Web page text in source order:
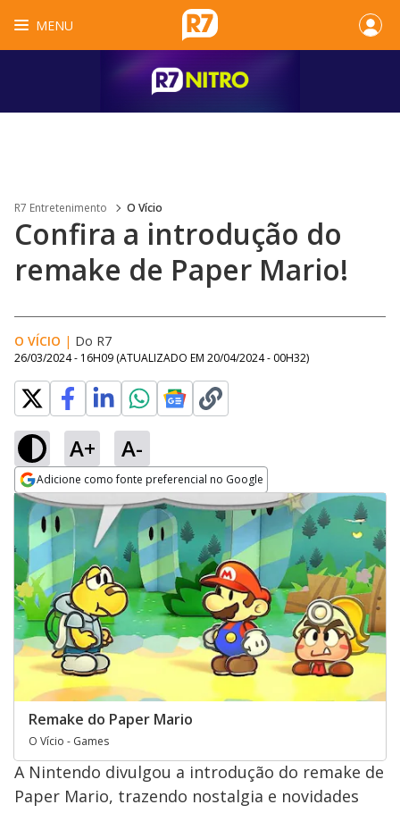
MENU
R7 Entretenimento O Vício
Confira a introdução do
remake de Paper Mario!
O VÍCIO | Do R7
26/03/2024 - 16H09 (ATUALIZADO EM 20/04/2024 - 00H32)
A+ A-
Adicione como fonte preferencial no Google
Opens in new window
Remake do Paper Mario
O Vício - Games
A Nintendo divulgou a introdução do remake de
Paper Mario, trazendo nostalgia e novidades